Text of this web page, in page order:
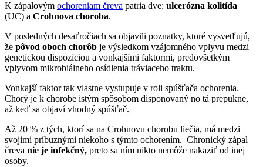
K zápalovým ochoreniam čreva patria dve: ulcerózna kolitída
(UC) a Crohnova choroba.
V posledných desaťročiach sa objavili poznatky, ktoré vysvetľujú,
že pôvod oboch chorôb je výsledkom vzájomného vplyvu medzi
genetickou dispozíciou a vonkajšími faktormi, predovšetkým
vplyvom mikrobiálneho osídlenia tráviaceho traktu.
Vonkajší faktor tak vlastne vystupuje v roli spúšťača ochorenia.
Chorý je k chorobe istým spôsobom disponovaný no tá prepukne,
až keď sa objaví vhodný spúšťač.
Až 20 % z tých, ktorí sa na Crohnovu chorobu liečia, má medzi
svojimi príbuznými niekoho s týmto ochorením. Chronický zápal
čreva nie je infekčný, preto sa ním nikto nemôže nakaziť od inej
osoby.